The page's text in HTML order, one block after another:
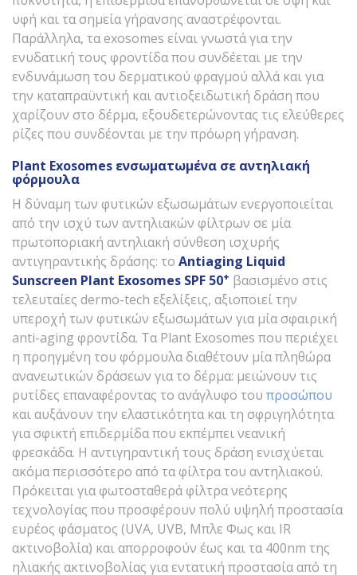
υφή και τα σημεία γήρανσης αναστρέφονται.
Παράλληλα, τα exosomes είναι γνωστά για την
ενυδατική τους φροντίδα που συνδέεται με την
ενδυνάμωση του δερματικού φραγμού αλλά και για
την καταπραϋντική και αντιοξειδωτική δράση που
χαρίζουν στο δέρμα, εξουδετερώνοντας τις ελεύθερες
ρίζες που συνδέονται με την πρόωρη γήρανση.
Plant Exosomes ενσωματωμένα σε αντηλιακή
φόρμουλα
Η δύναμη των φυτικών εξωσωμάτων ενεργοποιείται
από την ισχύ των αντηλιακών φίλτρων σε μία
πρωτοποριακή αντηλιακή σύνθεση ισχυρής
αντιγηραντικής δράσης: το Antiaging Liquid
Sunscreen Plant Exosomes SPF 50+ βασισμένο στις
τελευταίες dermo-tech εξελίξεις, αξιοποιεί την
υπεροχή των φυτικών εξωσωμάτων για μία σφαιρική
anti-aging φροντίδα. Τα Plant Exosomes που περιέχει
η προηγμένη του φόρμουλα διαθέτουν μία πληθώρα
ανανεωτικών δράσεων για το δέρμα: μειώνουν τις
ρυτίδες επαναφέροντας το ανάγλυφο του προσώπου
και αυξάνουν την ελαστικότητα και τη σφριγηλότητα
για σφικτή επιδερμίδα που εκπέμπει νεανική
φρεσκάδα. H αντιγηραντική τους δράση ενισχύεται
ακόμα περισσότερο από τα φίλτρα του αντηλιακού.
Πρόκειται για φωτοσταθερά φίλτρα νεότερης
τεχνολογίας που προσφέρουν πολύ υψηλή προστασία
ευρέος φάσματος (UVA, UVB, Μπλε Φως και IR
ακτινοβολία) και απορροφούν έως και τα 400nm της
ηλιακής ακτινοβολίας για εντατική προστασία από τη